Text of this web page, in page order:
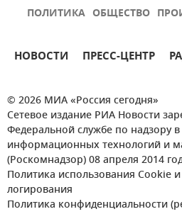
ПОЛИТИКА ОБЩЕСТВО
НОВОСТИ ПРЕСС-ЦЕНТР
© 2026 МИА «Россия сегодня»
Сетевое издание РИА Новости
Федеральной службе по надзору
информационных технологий и
(Роскомнадзор) 08 апреля 2014
Политика использования Cookie
логирования
Политика конфиденциальности